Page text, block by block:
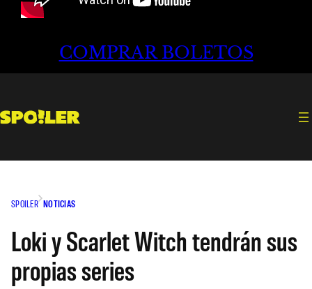
COMPRAR BOLETOS
SPOILER NOTICIAS
Loki y Scarlet Witch tendrán sus
propias series